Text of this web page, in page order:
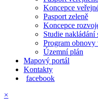
Koncepce
Pasport zeleně
Koncepce
Studie nakládání
Program obnovy
Územní plán
Mapový portál
Kontakty
facebook
×